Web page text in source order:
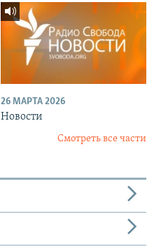
26 МАРТА 2026
Новости
Смотреть все части